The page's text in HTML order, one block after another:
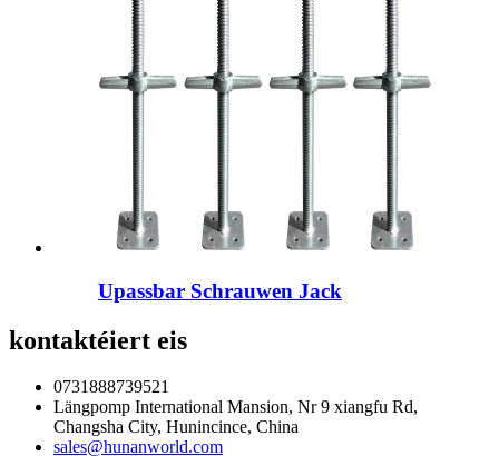
Upassbar Schrauwen Jack
kontaktéiert eis
0731888739521
Längpomp International Mansion, Nr 9 xiangfu Rd,
Changsha City, Hunincince, China
sales@hunanworld.com